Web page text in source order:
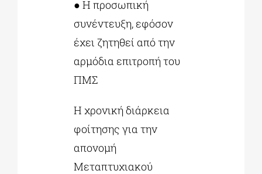
● Η προσωπική
συνέντευξη, εφόσον
έχει ζητηθεί από την
αρμόδια επιτροπή του
ΠΜΣ
Η χρονική διάρκεια
φοίτησης για την
απονομή
Μεταπτυχιακού